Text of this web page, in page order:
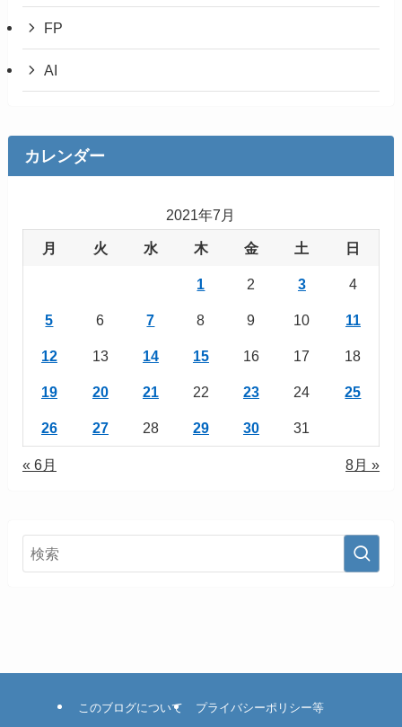
FP
AI
カレンダー
2021年7月
月 火 水 木 金 土 日
1 2 3 4
5 6 7 8 9 10 11
12 13 14 15 16 17 18
19 20 21 22 23 24 25
26 27 28 29 30 31
« 6月 8月 »
このブログについて プライバシーポリシー等